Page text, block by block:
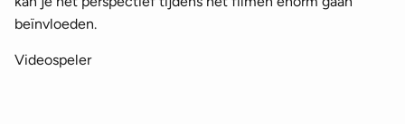
beïnvloeden.
Videospeler